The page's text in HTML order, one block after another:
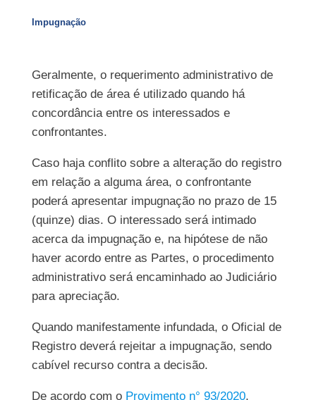
Impugnação
Geralmente, o requerimento administrativo de
retificação de área é utilizado quando há
concordância entre os interessados e
confrontantes.
Caso haja conflito sobre a alteração do registro
em relação a alguma área, o confrontante
poderá apresentar impugnação no prazo de 15
(quinze) dias. O interessado será intimado
acerca da impugnação e, na hipótese de não
haver acordo entre as Partes, o procedimento
administrativo será encaminhado ao Judiciário
para apreciação.
Quando manifestamente infundada, o Oficial de
Registro deverá rejeitar a impugnação, sendo
cabível recurso contra a decisão.
De acordo com o Provimento n° 93/2020,